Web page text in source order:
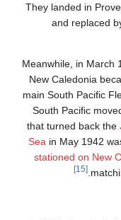
They landed in
and replaced
Meanwhile, in
New Caledonia
main South Pacific
South Pacific
that turned back
Seain May 1942
stationed on New